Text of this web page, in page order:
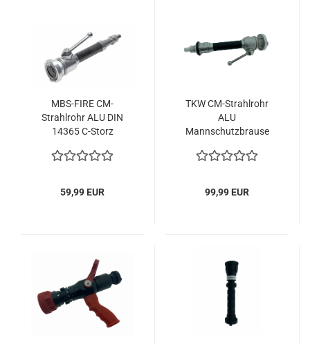
MBS-FIRE CM-
Strahlrohr ALU DIN
14365 C-Storz
Mehrzweckstrahlrohr
59,99 EUR
TKW CM-Strahlrohr
ALU
Mannschutzbrause
99,99 EUR